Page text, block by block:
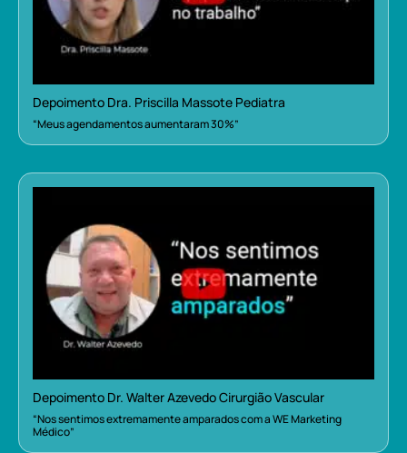
Depoimento Dra. Priscilla Massote Pediatra
“Meus agendamentos aumentaram 30%”
Depoimento Dr. Walter Azevedo Cirurgião Vascular
“Nos sentimos extremamente amparados com a WE Marketing
Médico”